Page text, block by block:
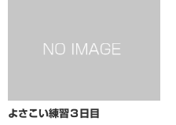
よさこい練習３日目